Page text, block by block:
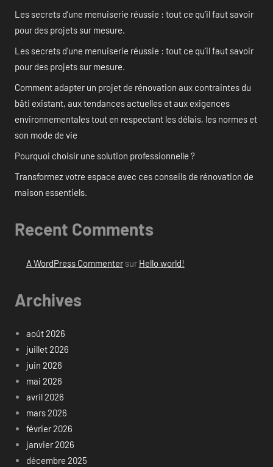
Les secrets d’une menuiserie réussie : tout ce qu’il faut savoir
pour des projets sur mesure.
Les secrets d’une menuiserie réussie : tout ce qu’il faut savoir
pour des projets sur mesure.
Comment adapter un projet de rénovation aux contraintes du
bâti existant, aux tendances actuelles et aux exigences
environnementales tout en respectant les délais, les normes et
son mode de vie
Pourquoi choisir une solution professionnelle ?
Transformez votre espace avec ces conseils de rénovation de
maison essentiels.
Recent Comments
A WordPress Commentersur Hello world!
Archives
août 2026
juillet 2026
juin 2026
mai 2026
avril 2026
mars 2026
février 2026
janvier 2026
décembre 2025